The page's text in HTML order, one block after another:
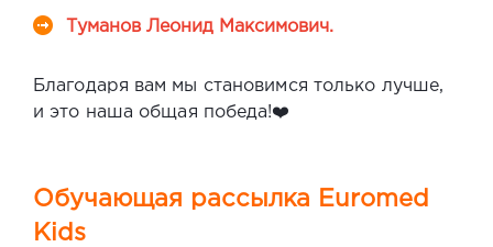
Туманов Леонид Максимович.
Благодаря вам мы становимся только лучше,
и это наша общая победа!❤️
Обучающая рассылка Euromed
Kids